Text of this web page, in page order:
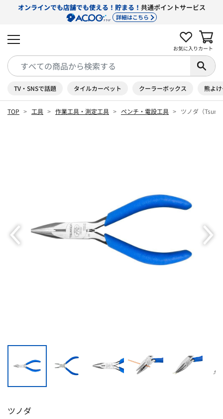
オンラインでも店舗でも使える！貯まる！ 共通ポイントサービス
詳細はこちら
お気に入り カート
TV・SNSで話題 タイルカーペット クーラーボックス 熊よ
TOP 工具 作業工具・測定工具 ペンチ・電設工具 ツノダ（
ツノダ